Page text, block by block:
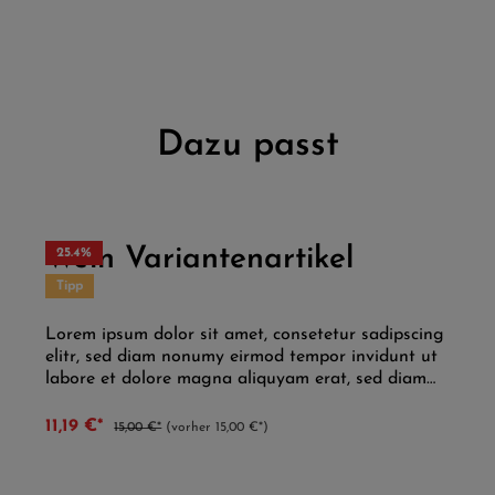
Dazu passt
von 5 von 5 Sternen
25.4%
Tipp
Wein Variantenartikel
Lorem ipsum dolor sit amet, consetetur sadipscing
elitr, sed diam nonumy eirmod tempor invidunt ut
labore et dolore magna aliquyam erat, sed diam
dolores et ea rebum. Stet clita kasd gubergren, no
11,19 €* 15,00 €* (vorher 15,00 €*)